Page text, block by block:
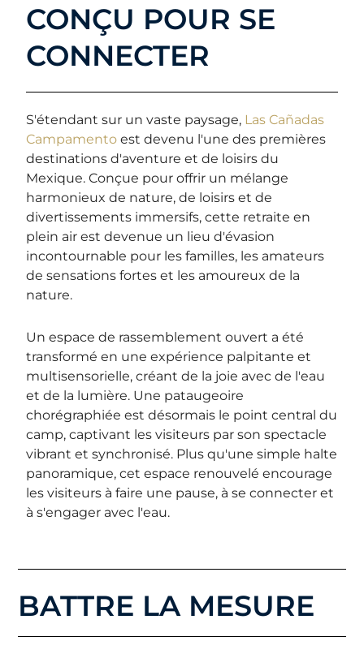
CONÇU POUR SE
CONNECTER
S'étendant sur un vaste paysage, Las Cañadas
Campamento est devenu l'une des premières
destinations d'aventure et de loisirs du
Mexique. Conçue pour offrir un mélange
harmonieux de nature, de loisirs et de
divertissements immersifs, cette retraite en
plein air est devenue un lieu d'évasion
incontournable pour les familles, les amateurs
de sensations fortes et les amoureux de la
nature.
Un espace de rassemblement ouvert a été
transformé en une expérience palpitante et
multisensorielle, créant de la joie avec de l'eau
et de la lumière. Une pataugeoire
chorégraphiée est désormais le point central du
camp, captivant les visiteurs par son spectacle
vibrant et synchronisé. Plus qu'une simple halte
panoramique, cet espace renouvelé encourage
les visiteurs à faire une pause, à se connecter et
à s'engager avec l'eau.
BATTRE LA MESURE